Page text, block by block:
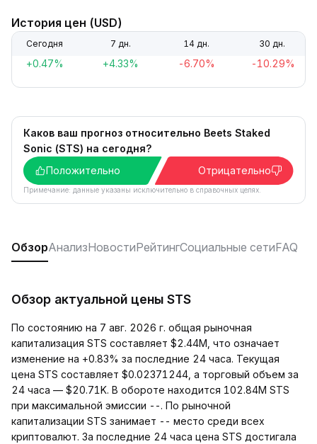
История цен (USD)
Сегодня 7 дн. 14 дн. 30 дн.
+0.47% +4.33% -6.70% -10.29%
Каков ваш прогноз относительно Beets Staked
Sonic (STS) на сегодня?
Положительно
Отрицательно
Примечание: данные указаны исключительно в справочных целях.
ОбзорАнализНовостиРейтингСоциальные сетиFAQ
Обзор актуальной цены STS
По состоянию на 7 авг. 2026 г. общая рыночная
капитализация STS составляет $2.44M, что означает
изменение на +0.83% за последние 24 часа. Текущая
цена STS составляет $0.02371244, а торговый объем за
24 часа — $20.71K. В обороте находится 102.84M STS
при максимальной эмиссии --. По рыночной
капитализации STS занимает -- место среди всех
криптовалют. За последние 24 часа цена STS достигала